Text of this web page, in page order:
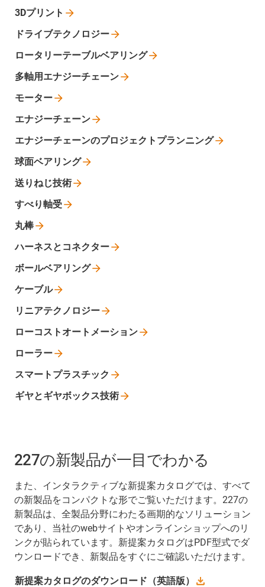
3Dプリント
ドライブテクノロジー
ロータリーテーブルベアリング
多軸用エナジーチェーン
モーター
エナジーチェーン
エナジーチェーンのプロジェクトプランニング
球面ベアリング
送りねじ技術
すべり軸受
丸棒
ハーネスとコネクター
ボールベアリング
ケーブル
リニアテクノロジー
ローコストオートメーション
ローラー
スマートプラスチック
ギヤとギヤボックス技術
227の新製品が一目でわかる
また、インタラクティブな新提案カタログでは、すべて
の新製品をコンパクトな形でご覧いただけます。227の
新製品は、全製品分野にわたる画期的なソリューション
であり、当社のwebサイトやオンラインショップへのリ
ンクが貼られています。新提案カタログはPDF型式でダ
ウンロードでき、新製品をすぐにご確認いただけます。
新提案カタログのダウンロード（英語版）